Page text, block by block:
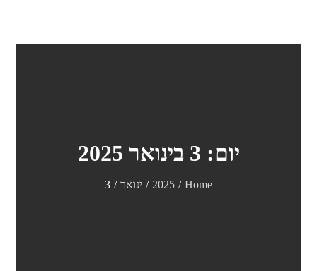
יום: 3 בינואר 2025
Home
2025 ינואר 3